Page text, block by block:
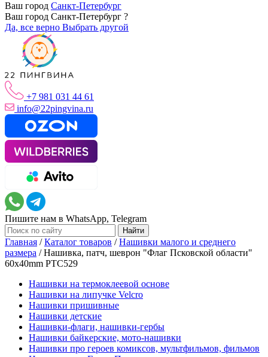
Ваш город Санкт-Петербург
Ваш город Санкт-Петербург ?
Да, все верно Выбрать другой
+7 981 031 44 61
info@22pingvina.ru
Пишите нам в WhatsApp, Telegram
Главная /Каталог товаров /Нашивки малого и среднего
размера /Нашивка, патч, шеврон "Флаг Псковской области"
60x40mm PTC529
Нашивки на термоклеевой основе
Нашивки на липучке Velcro
Нашивки пришивные
Нашивки детские
Нашивки-флаги, нашивки-гербы
Нашивки байкерские, мото-нашивки
Нашивки про героев комиксов, мультфильмов, фильмов